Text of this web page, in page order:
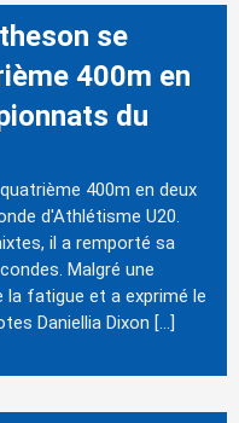
se
400m en
du
400m en deux
d'Athlétisme U20.
il a remporté sa
Malgré une
fatigue et a exprimé le
Daniellia Dixon […]